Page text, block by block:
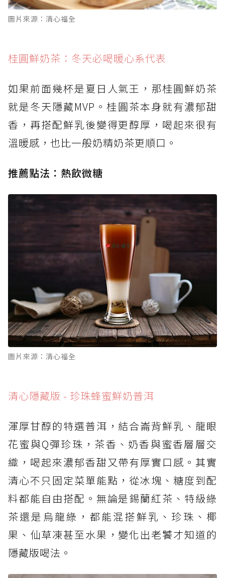
圖片來源：清心福全
桂圓鮮奶茶：冬天必喝暖心系代表
如果前面幾杯是夏日人氣王，那桂圓鮮奶茶
就是冬天隱藏MVP。桂圓茶本身就有濃郁甜
香，再搭配鮮乳後變得更醇厚，喝起來很有
溫暖感，也比一般奶精奶茶更順口。
推薦點法：熱飲微糖
圖片來源：清心福全
清心隱藏版 - 珍珠蜂蜜鮮奶普洱
渾厚甘醇的特選普洱，結合崙背鮮乳、龍眼
花蜜與Q彈珍珠，茶香、奶香與蜜香層層交
織，喝起來濃郁香甜又帶有厚實口感。其實
清心不只固定菜單能點，從冰塊、糖度到配
料都能自由搭配。無論是錫蘭紅茶、特級綠
茶還是烏龍綠，都能混搭鮮乳、珍珠、椰
果、仙草凍甚至水果，變化出老饕才知道的
隱藏版喝法。